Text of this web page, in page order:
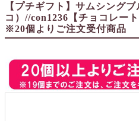
子育て卒業証書
クロックギフト
ペーパーアイテム
【プチギフト】サムシング
コ）//con1236【チョコレー
※20個よりご注文受付商品